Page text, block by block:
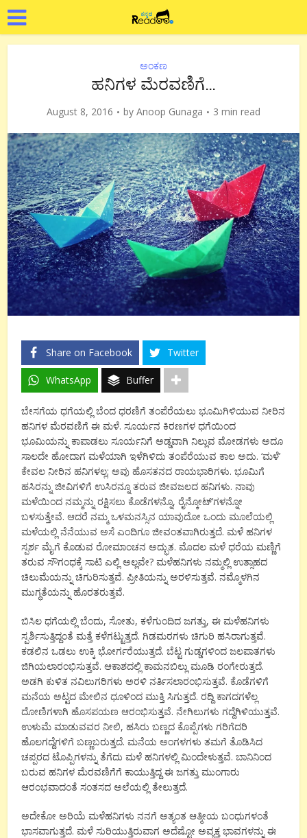
ಅಂಕಣ
ಹನಿಗಳ ಮೆರವಣಿಗೆ…
August 8, 2016 by Anoop Gunaga 3 min read
Share on Facebook Twitter
WhatsApp Buffer
ಬೇಸಗೆಯ ಧಗೆಯಲ್ಲಿ ಬೆಂದ ಧರಣಿಗೆ ತಂಪೆರೆಯಲು ಭೂಮಿಗಿಳಿಯುವ ನೀರಿನ
ಹನಿಗಳ ಮೆರವಣಿಗೆ ಈ ಮಳೆ. ಸೂರ್ಯನ ಕಿರಣಗಳ ಧಗೆಯಿಂದ
ಭೂಮಿಯನ್ನು ಕಾಪಾಡಲು ಸೂರ್ಯನಿಗೆ ಅಡ್ಡವಾಗಿ ನಿಲ್ಲುವ ಮೋಡಗಳು ಅದೂ
ಸಾಲದೇ ಹೋದಾಗ ಮಳೆಯಾಗಿ ಇಳೆಗಿಳಿದು ತಂಪೆರೆಯುವ ಕಾಲ ಅದು. ‘ಮಳೆ’
ಕೇವಲ ನೀರಿನ ಹನಿಗಳಲ್ಲ; ಅವು ಹೊಸತನದ ರಾಯಭಾರಿಗಳು. ಭೂಮಿಗೆ
ಹಸಿರನ್ನು ಜೀವಿಗಳಿಗೆ ಉಸಿರನ್ನೂ ತರುವ ಜೀವಜಲದ ಹನಿಗಳು. ನಾವು
ಮಳೆಯಿಂದ ನಮ್ಮನ್ನು ರಕ್ಷಿಸಲು ಕೊಡೆಗಳನ್ನೊ, ರೈನ್ಕೋಟ್’ಗಳನ್ನೋ
ಬಳಸುತ್ತೇವೆ. ಆದರೆ ನಮ್ಮ ಒಳಮನಸ್ಸಿನ ಯಾವುದೋ ಒಂದು ಮೂಲೆಯಲ್ಲಿ
ಮಳೆಯಲ್ಲಿ ನೆನೆಯುವ ಅಸೆ ಎಂದಿಗೂ ಜೀವಂತವಾಗಿರುತ್ತದೆ. ಮಳೆ ಹನಿಗಳ
ಸ್ಪರ್ಶ ಮೈಗೆ ಕೊಡುವ ರೋಮಾಂಚನ ಅದ್ಭುತ. ಮೊದಲ ಮಳೆ ಧರೆಯ ಮಣ್ಣಿಗೆ
ತರುವ ಸೌಗಂಧಕ್ಕೆ ಸಾಟಿ ಎಲ್ಲಿ ಅಲ್ಲವೇ? ಮಳೆಹನಿಗಳು ನಮ್ಮಲ್ಲಿ ಉತ್ಸಾಹದ
ಚಿಲುಮೆಯನ್ನು ಚಿಗುರಿಸುತ್ತವೆ. ಪ್ರೀತಿಯನ್ನು ಅರಳಿಸುತ್ತವೆ. ನಮ್ಮೊಳಗಿನ
ಮುಗ್ಧತೆಯನ್ನು ಹೊರತರುತ್ತವೆ.
ಬಿಸಿಲ ಧಗೆಯಲ್ಲಿ ಬೆಂದು, ಸೋತು, ಕಳೆಗುಂದಿದ ಜಗತ್ತು, ಈ ಮಳೆಹನಿಗಳು
ಸ್ಪರ್ಶಿಸುತ್ತಿದ್ದಂತೆ ಮತ್ತೆ ಕಳೆಗಟ್ಟುತ್ತದೆ. ಗಿಡಮರಗಳು ಚಿಗುರಿ ಹಸಿರಾಗುತ್ತವೆ.
ಕಡಲಿನ ಒಡಲು ಉಕ್ಕಿ ಭೋರ್ಗರೆಯುತ್ತದೆ. ಬೆಟ್ಟ ಗುಡ್ಡಗಳಿಂದ ಜಲಪಾತಗಳು
ಜಿಗಿಯಲಾರಂಭಿಸುತ್ತವೆ. ಆಕಾಶದಲ್ಲಿ ಕಾಮನಬಿಲ್ಲು ಮೂಡಿ ರಂಗೇರುತ್ತದೆ.
ಅಡಗಿ ಕುಳಿತ ನವಿಲುಗರಿಗಳು ಅರಳಿ ನರ್ತಿಸಲಾರಂಭಿಸುತ್ತವೆ. ಕೊಡೆಗಳಿಗೆ
ಮನೆಯ ಅಟ್ಟದ ಮೇಲಿನ ಧೂಳಿಂದ ಮುಕ್ತಿ ಸಿಗುತ್ತದೆ. ರದ್ದಿ ಕಾಗದಗಳೆಲ್ಲ
ದೋಣಿಗಳಾಗಿ ಹೊಸಪಯಣ ಆರಂಭಿಸುತ್ತವೆ. ನೇಗಿಲುಗಳು ಗದ್ದೆಗಿಳಿಯುತ್ತವೆ.
ಉಳುಮೆ ಮಾಡುವವರ ನೀಲಿ, ಹಸಿರು ಬಣ್ಣದ ಕೊಪ್ಪೆಗಳು ಗರಿಗೆದರಿ
ಹೊಲಗದ್ದೆಗಳಿಗೆ ಬಣ್ಣಬರುತ್ತದೆ. ಮನೆಯ ಅಂಗಳಗಳು ತಮಗೆ ತೊಡಿಸಿದ
ಚಪ್ಪರದ ಟೊಪ್ಪಿಗಳನ್ನು ತೆಗೆದು ಮಳೆ ಹನಿಗಳಲ್ಲಿ ಮಿಂದೇಳುತ್ತವೆ. ಬಾನಿನಿಂದ
ಬರುವ ಹನಿಗಳ ಮೆರವಣಿಗೆಗೆ ಕಾಯುತ್ತಿದ್ದ ಈ ಜಗತ್ತು ಮುಂಗಾರು
ಆರಂಭವಾದಂತೆ ಸಂತಸದ ಅಲೆಯಲ್ಲಿ ತೇಲುತ್ತದೆ.
ಅದೇಕೋ ಅರಿಯೆ ಮಳೆಹನಿಗಳು ನನಗೆ ಅತ್ಯಂತ ಆತ್ಮೀಯ ಬಂಧುಗಳಂತೆ
ಭಾಸವಾಗುತ್ತದೆ. ಮಳೆ ಸುರಿಯುತ್ತಿರುವಾಗ ಅದೆಷ್ಟೋ ಅವ್ಯಕ್ತ ಭಾವಗಳನ್ನು ಈ